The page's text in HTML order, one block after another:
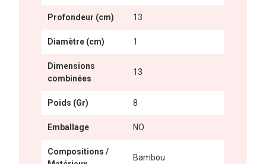
Profondeur (cm) 13
Diamètre (cm) 1
Dimensions
combinées
13
Poids (Gr) 8
Emballage NO
Compositions /
Bambou